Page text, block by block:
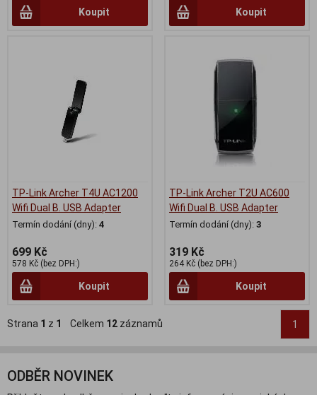
Koupit Koupit
TP-Link Archer T4U AC1200
Wifi Dual B. USB Adapter
Termín dodání (dny): 4
699 Kč
578 Kč (bez DPH:)
Koupit
TP-Link Archer T2U AC600
Wifi Dual B. USB Adapter
Termín dodání (dny): 3
319 Kč
264 Kč (bez DPH:)
Koupit
Strana 1 z 1 Celkem 12 záznamů 1
ODBĚR NOVINEK